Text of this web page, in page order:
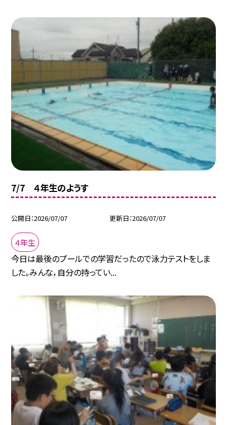
7/7 ４年生のようす
公開日 2026/07/07 更新日 2026/07/07
４年生
今日は最後のプールでの学習だったので泳力テストをしま
した。みんな，自分の持ってい...